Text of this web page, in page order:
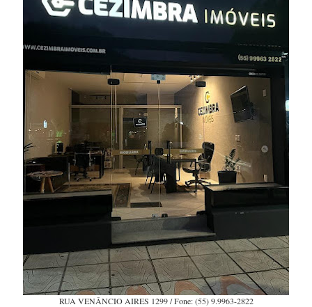
RUA VENÂNCIO AIRES 1299 / Fone: (55) 9.9963-2822